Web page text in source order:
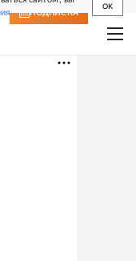
OK
ПОДПИСКА